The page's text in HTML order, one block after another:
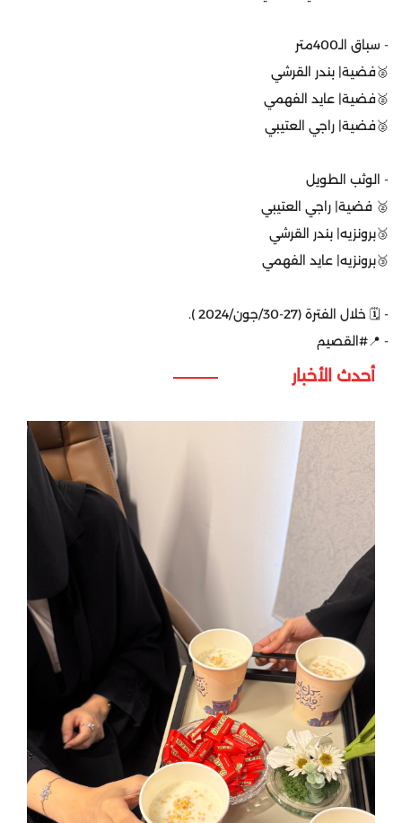
‏- سباق الـ400متر
‏🥈فضية| بندر القرشي
‏🥈فضية| عايد الفهمي
‏🥈فضية| راجي العتيبي
‏- الوثب الطويل
‏🥈 فضية| راجي العتيبي
‏🥉برونزيه| بندر القرشي
‏🥉برونزيه| عايد الفهمي
‏- 🗓️ خلال الفترة (27-30/جون/2024 ).
‏- 📍⁧‫#القصيم‬⁩
أحدث الأخبار